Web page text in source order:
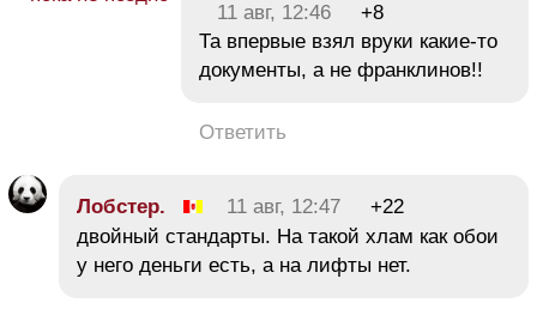
11 авг, 12:46
+8
Та впервые взял вруки какие-то
документы, а не франклинов!!
Ответить
Лобстер. 11 авг, 12:47
+22
двойный стандарты. На такой хлам как обои
у него деньги есть, а на лифты нет.